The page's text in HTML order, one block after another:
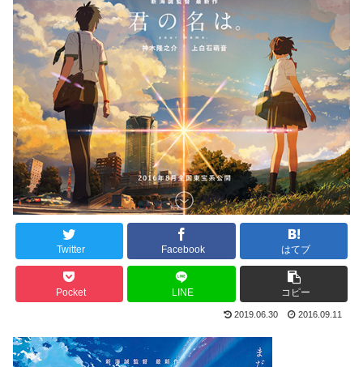
Twitter Facebook はてブ
Pocket LINE コピー
2019.06.30 2016.09.11